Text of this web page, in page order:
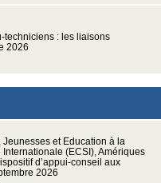
techniciens : les liaisons
2026
Jeunesses et Education à la
(ECSI), Amériques
d’appui-conseil aux
2026